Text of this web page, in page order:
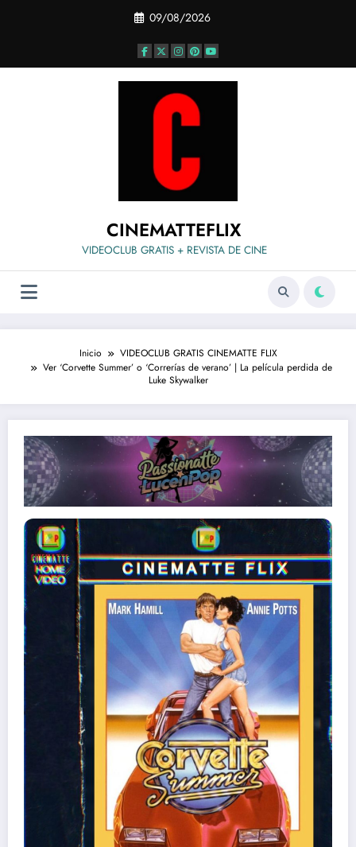
09/08/2026
CINEMATTEFLIX
VIDEOCLUB GRATIS + REVISTA DE CINE
Inicio
VIDEOCLUB GRATIS CINEMATTE FLIX
Ver ‘Corvette Summer’ o ‘Correrías de verano’ | La película perdida de
Luke Skywalker